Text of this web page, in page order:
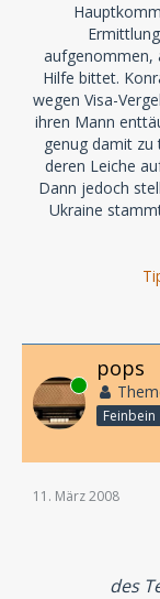
aufgenommen,
Hilfe bittet.
wegen Visa-
ihren Mann
genug damit zu
deren Leiche
Dann jedoch
Ukraine
Online
pops
Feinbein
11. März 2008
des